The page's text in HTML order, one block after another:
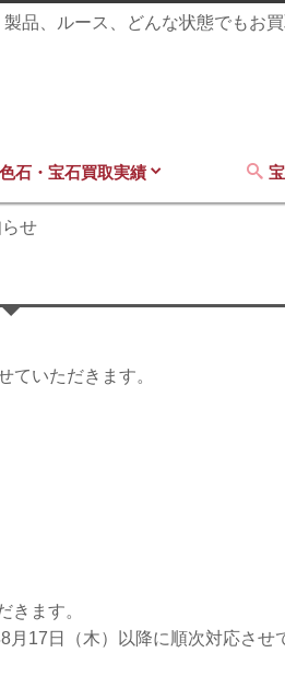
品、ルース、どんな状態でもお買
色石・宝石買取実績
せ
ていただきます。
きます。
17日（木）以降に順次対応させ